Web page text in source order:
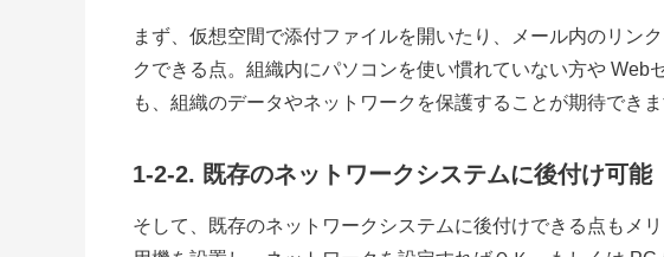
まず、仮想空間で添付ファイルを開いたり、メール内のリン
クできる点。組織内にパソコンを使い慣れていない方や Web
も、組織のデータやネットワークを保護することが期待できま
1-2-2. 既存のネットワークシステムに後付け可能
そして、既存のネットワークシステムに後付けできる点もメ